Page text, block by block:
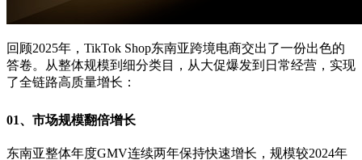
回顾2025年，TikTok Shop东南亚跨境电商交出了一份出色的
答卷。从整体规模到细分类目，从大促爆发到日常经营，实现
了全链路高质量增长：
01、 市场规模翻倍增长
东南亚整体年度GMV连续两年保持快速增长，规模较2024年